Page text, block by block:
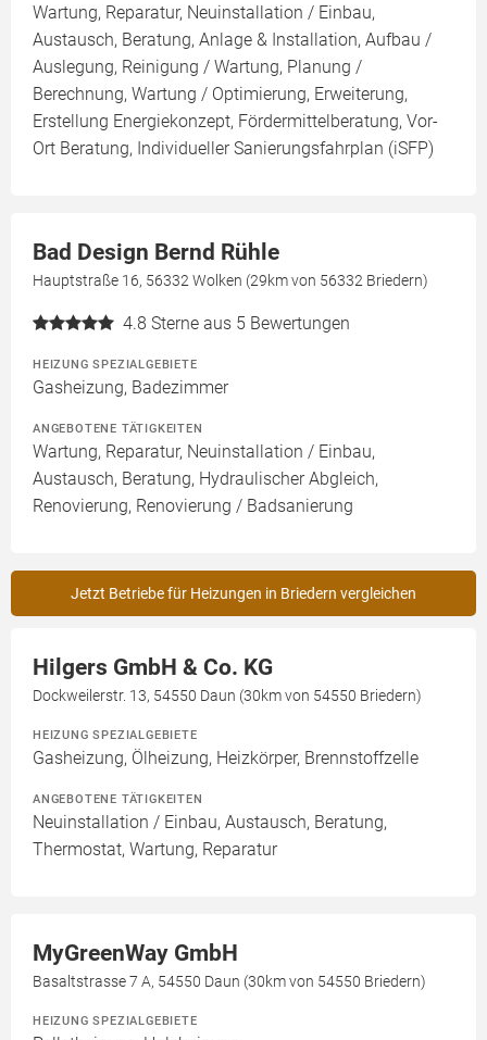
Wartung, Reparatur, Neuinstallation / Einbau,
Austausch, Beratung, Anlage & Installation, Aufbau /
Auslegung, Reinigung / Wartung, Planung /
Berechnung, Wartung / Optimierung, Erweiterung,
Erstellung Energiekonzept, Fördermittelberatung, Vor-
Ort Beratung, Individueller Sanierungsfahrplan (iSFP)
Bad Design Bernd Rühle
Hauptstraße 16, 56332 Wolken (29km von 56332 Briedern)
4.8 Sterne aus 5 Bewertungen
HEIZUNG SPEZIALGEBIETE
Gasheizung, Badezimmer
ANGEBOTENE TÄTIGKEITEN
Wartung, Reparatur, Neuinstallation / Einbau,
Austausch, Beratung, Hydraulischer Abgleich,
Renovierung, Renovierung / Badsanierung
Jetzt Betriebe für Heizungen in Briedern vergleichen
Hilgers GmbH & Co. KG
Dockweilerstr. 13, 54550 Daun (30km von 54550 Briedern)
HEIZUNG SPEZIALGEBIETE
Gasheizung, Ölheizung, Heizkörper, Brennstoffzelle
ANGEBOTENE TÄTIGKEITEN
Neuinstallation / Einbau, Austausch, Beratung,
Thermostat, Wartung, Reparatur
MyGreenWay GmbH
Basaltstrasse 7 A, 54550 Daun (30km von 54550 Briedern)
HEIZUNG SPEZIALGEBIETE